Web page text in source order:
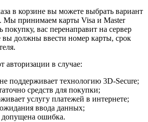
в корзине вы можете выбрать вариант
Мы принимаем карты Visa и Master
покупку, вас перенаправит на сервер
вы должны ввести номер карты, срок
авторизации в случае:
поддерживает технологию 3D-Secure;
средств для покупки;
услугу платежей в интернете;
ввода данных;
ошибка.